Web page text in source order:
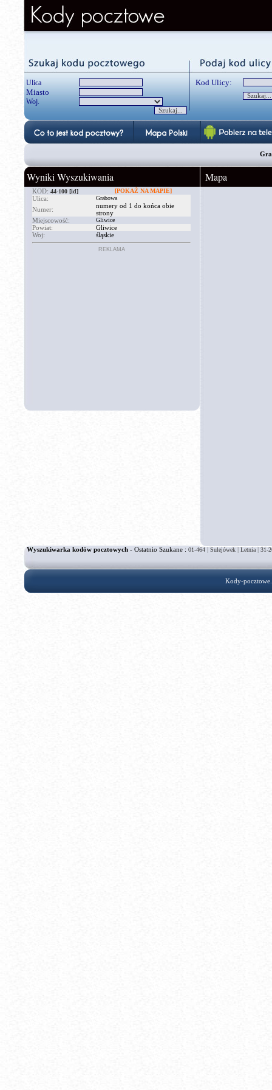
Ulica
Miasto
Woj.
Kod Ulicy:
Wyniki Wyszukiwania
KOD: 44-100 [id] [POKAŻ NA MAPIE]
Ulica: Grabowa
Numer:
numery od 1 do końca obie
strony
Miejscowość:
Gliwice
Powiat:
Gliwice
Woj:
śląskie
REKLAMA
Mapa
Wyszukiwarka kodów pocztowych - Ostatnio Szukane : 01-464|Sulejówek|Letnia|31-
Kody-